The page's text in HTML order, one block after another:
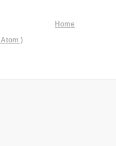
Home
)